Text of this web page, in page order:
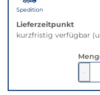
Alternative
der
gewünschten
Spedition
Lieferzeitpunkt
kurzfristig verfügbar
-
1